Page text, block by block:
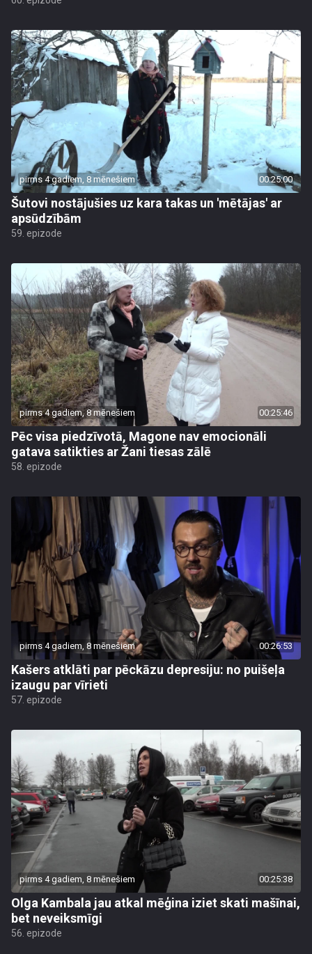
pirms 4 gadiem, 8 mēnešiem 00:25:00
Šutovi nostājušies uz kara takas un 'mētājas' ar
apsūdzībām
59. epizode
pirms 4 gadiem, 8 mēnešiem 00:25:46
Pēc visa piedzīvotā, Magone nav emocionāli
gatava satikties ar Žani tiesas zālē
58. epizode
pirms 4 gadiem, 8 mēnešiem 00:26:53
Kašers atklāti par pēckāzu depresiju: no puišeļa
izaugu par vīrieti
57. epizode
pirms 4 gadiem, 8 mēnešiem 00:25:38
Olga Kambala jau atkal mēģina iziet skati mašīnai,
bet neveiksmīgi
56. epizode